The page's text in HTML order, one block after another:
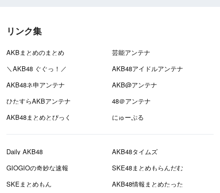
リンク集
AKBまとめのまとめ
芸能アンテナ
＼AKB48 ぐぐっ！／
AKB48アイドルアンテナ
AKB48ネ申アンテナ
AKB@アンテナ
ひたすらAKBアンテナ
48＠アンテナ
AKB48まとめとぴっく
にゅーぷる
Daily AKB48
AKB48タイムズ
GIOGIOの奇妙な速報
SKE48まとめもらんだむ
SKEまとめもん
AKB48情報まとめたった